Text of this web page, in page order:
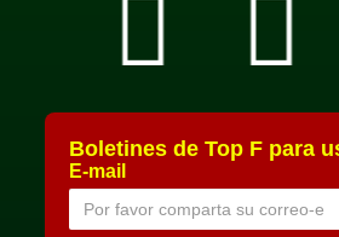
Boletines de Top F para
E-mail